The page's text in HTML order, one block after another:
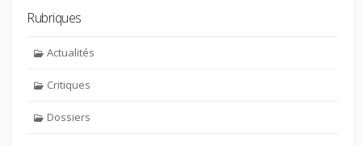
Rubriques
Actualités
Critiques
Dossiers